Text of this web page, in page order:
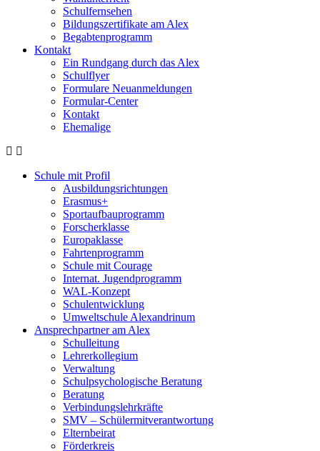
Schulfernsehen
Bildungszertifikate am Alex
Begabtenprogramm
Kontakt
Ein Rundgang durch das Alex
Schulflyer
Formulare Neuanmeldungen
Formular-Center
Kontakt
Ehemalige
Schule mit Profil
Ausbildungsrichtungen
Erasmus+
Sportaufbauprogramm
Forscherklasse
Europaklasse
Fahrtenprogramm
Schule mit Courage
Internat. Jugendprogramm
WAL-Konzept
Schulentwicklung
Umweltschule Alexandrinum
Ansprechpartner am Alex
Schulleitung
Lehrerkollegium
Verwaltung
Schulpsychologische Beratung
Beratung
Verbindungslehrkräfte
SMV – Schülermitverantwortung
Elternbeirat
Förderkreis